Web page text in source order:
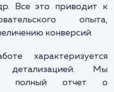
базового
текущие проблемы,
улучшить